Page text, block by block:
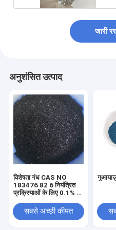
जारी
अनुशंसित उत्पाद
विशेषता गंध CAS NO
183476 82 6 नियंत्रित
प्रक्रियाओं के लिए 0.1% से
रासायनिक यौगिक
सबसे अच्छी कीमत